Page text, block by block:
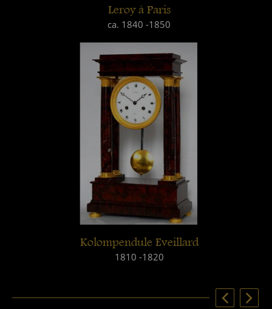
Leroy à Paris
ca. 1840 -1850
Kolompendule Eveillard
1810 -1820